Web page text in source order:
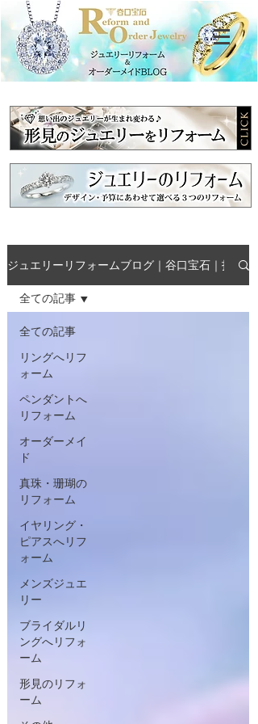
ジュエリーリフォームブログ｜谷口宝石｜指輪
全ての記事
リングへリフ
ォーム
ペンダントへ
リフォーム
オーダーメイ
ド
真珠・珊瑚の
リフォーム
イヤリング・
ピアスへリフ
ォーム
メンズジュエ
リー
ブライダルリ
ングへリフォ
ーム
形見のリフォ
ーム
全ての記事